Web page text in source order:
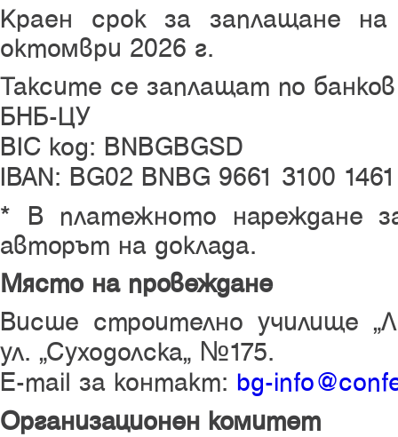
Краен срок за заплащане
октомври 2026 г.
Таксите се заплащат по
БНБ-ЦУ
BIC код: BNBGBGSD
IBAN: BG02 BNBG 9661 3100
* В платежното нареждане
авторът на доклада.
Място на провеждане
Висше строително училище
ул. „Суходолска“ №175.
Е-mail за контакт: bg-
Организационен комитет